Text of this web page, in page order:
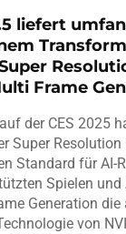
liefert
Frame
der CES 2025
Super
Standard für AI-
Spielen
Generation
von